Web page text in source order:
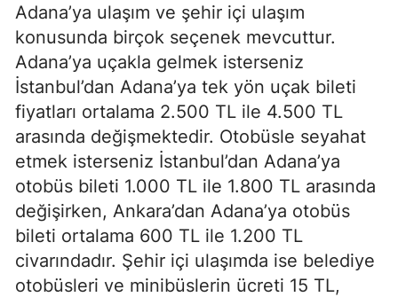
Adana’ya ulaşım ve şehir içi ulaşım
konusunda birçok seçenek mevcuttur.
Adana’ya uçakla gelmek isterseniz
İstanbul’dan Adana’ya tek yön uçak bileti
fiyatları ortalama 2.500 TL ile 4.500 TL
arasında değişmektedir. Otobüsle seyahat
etmek isterseniz İstanbul’dan Adana’ya
otobüs bileti 1.000 TL ile 1.800 TL arasında
değişirken, Ankara’dan Adana’ya otobüs
bileti ortalama 600 TL ile 1.200 TL
civarındadır. Şehir içi ulaşımda ise belediye
otobüsleri ve minibüslerin ücreti 15 TL,